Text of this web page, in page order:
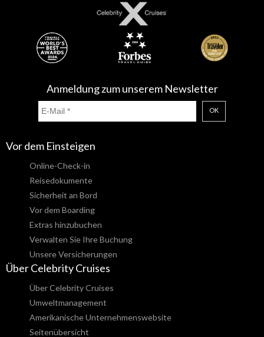
Anmeldung zum unserem Newsletter
OK
Vor dem Einsteigen
Online-Check-in
Reisedokumente
Sicherheit an Bord
Vor dem Boarding
Extras hinzubuchen
Verwalten Sie Ihre Buchung
Unsere Versicherungen
Über Celebrity Cruises
Über Celebrity Cruises
Umweltmanagement
Amerikanische Unternehmenswebsite
Seitenübersicht